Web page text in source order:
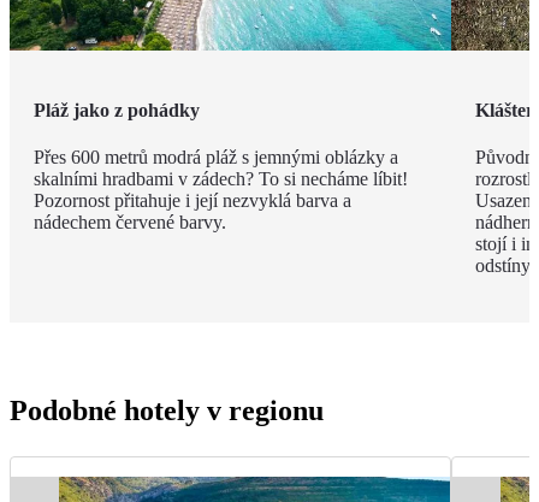
Pláž jako z pohádky
Přes 600 metrů modrá pláž s jemnými oblázky a
skalními hradbami v zádech? To si necháme líbit!
Pozornost přitahuje i její nezvyklá barva a
nádechem červené barvy.
Klášter
rozrostl
stojí i
odstíny
Podobné hotely v regionu